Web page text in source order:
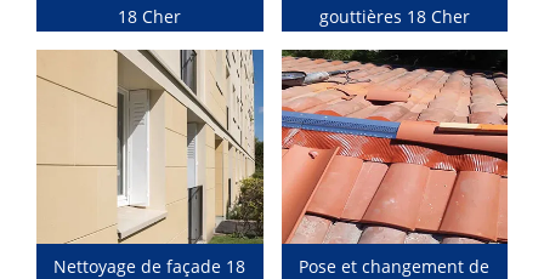
18 Cher
gouttières 18 Cher
Nettoyage de façade 18
Pose et changement de